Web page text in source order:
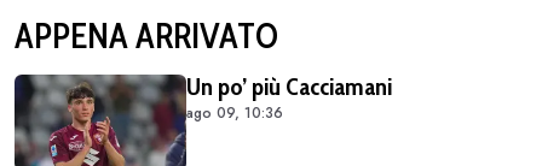
APPENA ARRIVATO
Un po’ più Cacciamani
ago 09, 10:36